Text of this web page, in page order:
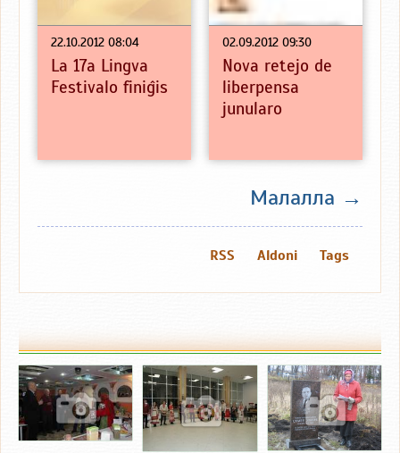
22.10.2012 08:04
La 17a Lingva
Festivalo finiĝis
02.09.2012 09:30
Nova retejo de
liberpensa
junularo
Малалла →
Tags
Aldoni
RSS